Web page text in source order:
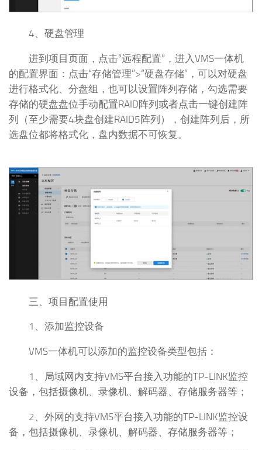
4、硬盘管理
进到项目页面，点击“远程配置”，进入VMS一体机
的配置界面：点击“存储管理”>“硬盘存储”，可以对硬盘
进行格式化、分盘组，也可以设置阵列存储，勾选需要
存储的硬盘盘位手动配置RAID阵列或者点击一键创建阵
列（至少需要4块盘创建RAID5阵列），创建阵列后，所
选盘位都将格式化，盘内数据不可恢复。
三、项目配置使用
1、添加监控设备
VMS一体机可以添加的监控设备类型包括：
1、局域网内支持VMS平台接入功能的TP-LINK监控
设备，包括摄像机、录像机、解码器、存储服务器等；
2、外网的支持VMS平台接入功能的TP-LINK监控设
备，包括摄像机、录像机、解码器、存储服务器等；